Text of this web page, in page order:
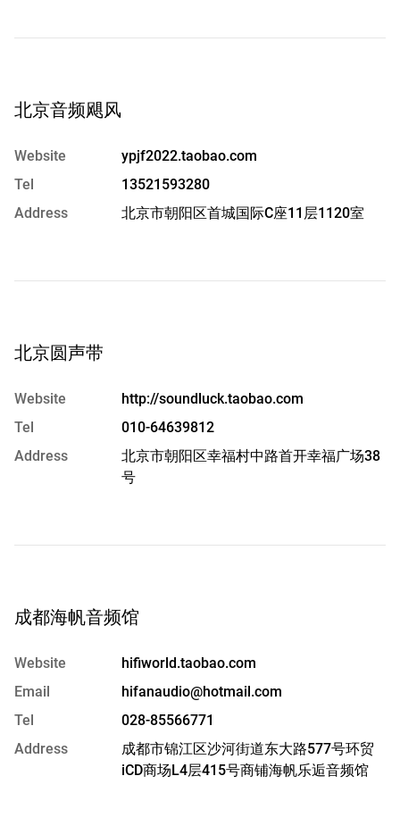
北京音频飓风
Website
ypjf2022.taobao.com
Tel
13521593280
Address
北京市朝阳区首城国际C座11层1120室
北京圆声带
Website
http://soundluck.taobao.com
Tel
010-64639812
Address
北京市朝阳区幸福村中路首开幸福广场38
号
成都海帆音频馆
Website
hifiworld.taobao.com
Email
hifanaudio@hotmail.com
Tel
028-85566771
Address
成都市锦江区沙河街道东大路577号环贸
iCD商场L4层415号商铺海帆乐逅音频馆